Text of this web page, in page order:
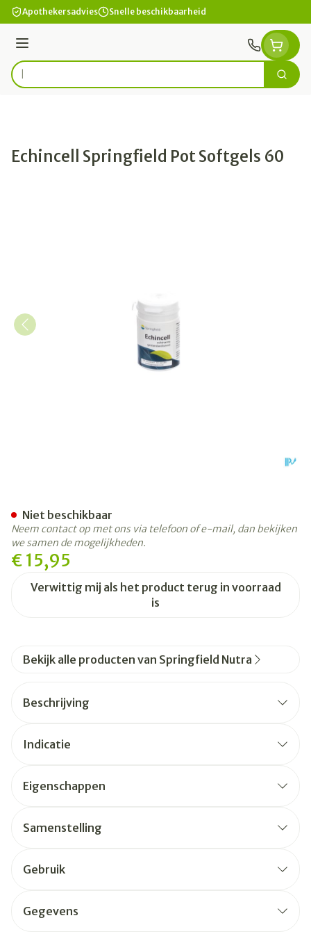
Ga naar de inhoud
Apothekersadvies Snelle beschikbaarheid
Menu
Product, merk, categorie... Zoek
Echincell Springfield Pot Softgels 60
€ 15,95
Verwittig mij als het product terug in voorraad
is
Niet beschikbaar
Neem contact op met ons via telefoon of e-mail, dan bekijken
we samen de mogelijkheden.
Bekijk alle producten van Springfield Nutra
Beschrijving
Indicatie
Eigenschappen
Samenstelling
Gebruik
Gegevens